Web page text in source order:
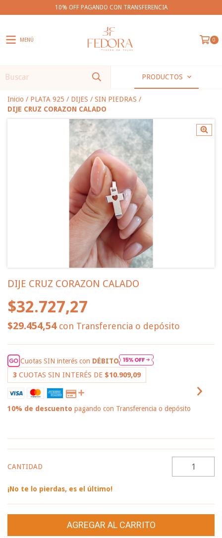
10% OFF PAGANDO CON TRANSFERENCIA
MENÚ 0
PRODUCTOS
Inicio / PLATA 925 / DIJES / SIN PIEDRAS /
DIJE CRUZ CORAZON CALADO
DIJE CRUZ CORAZON CALADO
$32.727,27
$29.454,54 con Transferencia o depósito
Cuotas SIN interés con DÉBITO
3 CUOTAS SIN INTERÉS DE $10.909,09
10% de descuento pagando con Transferencia o depósito
CANTIDAD
¡No te lo pierdas, es el último!